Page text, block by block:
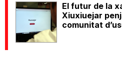
El futur de la
Xiuxiuejar
comunitat